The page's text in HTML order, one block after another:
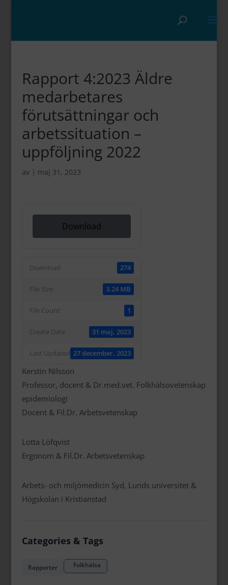
Rapport 4:2023 Äldre
medarbetares
förutsättningar och
arbetssituation –
uppföljning 2022
av | maj 31, 2023
Download
Download 274
File Size 3.24 MB
File Count 1
Create Date 31 maj, 2023
Last Updated 27 december, 2023
Kerstin Nilsson
Professor, docent & Dr.med.vet. Folkhälsovetenskap
epidemiologi
Docent & Fil.Dr. Arbetsvetenskap
Lotta Löfqvist
Ergonom & Fil.Dr. Arbetsvetenskap
Arbets- och miljömedicin Syd, Lunds universitet &
Högskolan i Kristianstad
Categories & Tags
Rapporter Folkhälsa